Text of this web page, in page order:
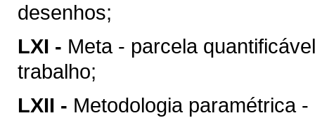
desenhos;
LXI - Meta - parcela
trabalho;
LXII - Metodologia paramétrica